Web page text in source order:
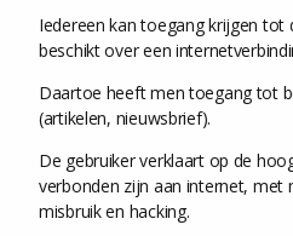
Iedereen kan toegang krijgen tot
beschikt over een
Daartoe heeft men toegang tot
(artikelen, nieuwsbrief).
De gebruiker verklaart op de
verbonden zijn aan internet, met
misbruik en hacking.